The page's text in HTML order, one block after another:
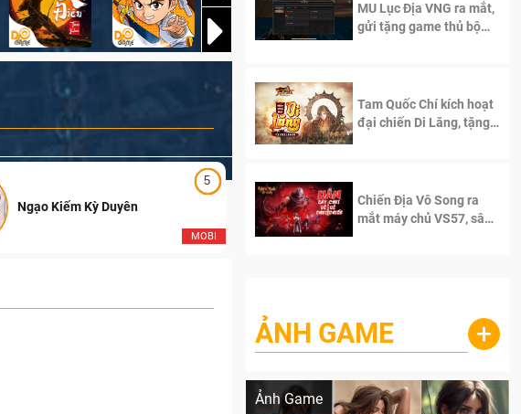
5
MOBI
Ngạo Kiếm Kỳ Duyên Ngạo Thiên Mobile
MU Lục Địa VNG ra mắt,
gửi tặng game thủ bộ
Tam Quốc Chí kích hoạt
đại chiến Di Lăng, tặng
Chiến Địa Vô Song ra
mắt máy chủ VS57, sân
ẢNH GAME +
Ảnh Game
Lala Croft vừa nóng vừa xinh dưới nét vẽ